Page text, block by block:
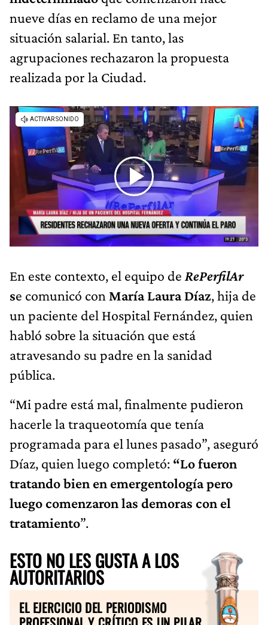
nueve días en reclamo de una mejor
situación salarial. En tanto, las
agrupaciones rechazaron la propuesta
realizada por la Ciudad.
En este contexto, el equipo de RePerfilAr
se comunicó con María Laura Díaz, hija de
un paciente del Hospital Fernández, quien
habló sobre la situación que está
atravesando su padre en la sanidad
pública.
“Mi padre está mal, finalmente pudieron
hacerle la traqueotomía que tenía
programada para el lunes pasado”, aseguró
Díaz, quien luego completó: “Lo fueron
tratando bien en emergentología pero
luego comenzaron las demoras con el
tratamiento”.
ESTO NO LES GUSTA A LOS
AUTORITARIOS
EL EJERCICIO DEL PERIODISMO